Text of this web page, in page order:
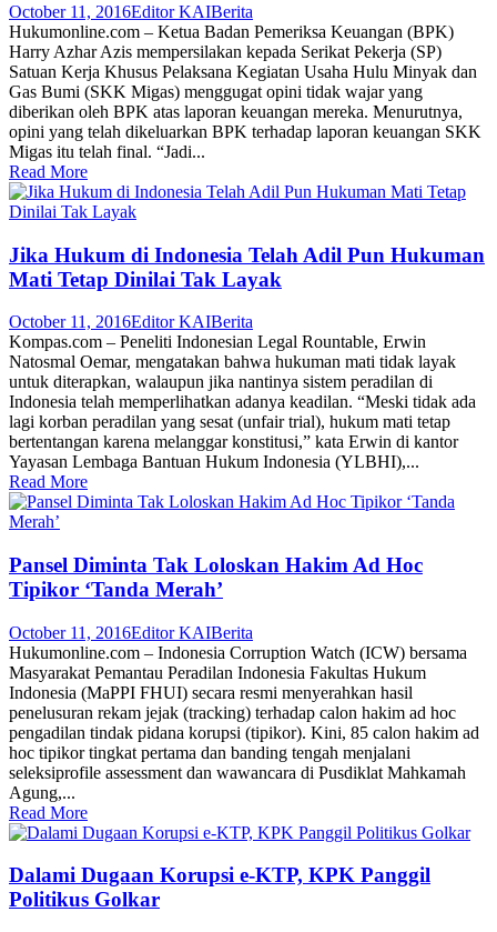
October 11, 2016Editor KAIBerita
Hukumonline.com – Ketua Badan Pemeriksa Keuangan (BPK)
Harry Azhar Azis mempersilakan kepada Serikat Pekerja (SP)
Satuan Kerja Khusus Pelaksana Kegiatan Usaha Hulu Minyak dan
Gas Bumi (SKK Migas) menggugat opini tidak wajar yang
diberikan oleh BPK atas laporan keuangan mereka. Menurutnya,
opini yang telah dikeluarkan BPK terhadap laporan keuangan SKK
Migas itu telah final. “Jadi...
Read More
Jika Hukum di Indonesia Telah Adil Pun Hukuman
Mati Tetap Dinilai Tak Layak
October 11, 2016Editor KAIBerita
Kompas.com – Peneliti Indonesian Legal Rountable, Erwin
Natosmal Oemar, mengatakan bahwa hukuman mati tidak layak
untuk diterapkan, walaupun jika nantinya sistem peradilan di
Indonesia telah memperlihatkan adanya keadilan. “Meski tidak ada
lagi korban peradilan yang sesat (unfair trial), hukum mati tetap
bertentangan karena melanggar konstitusi,” kata Erwin di kantor
Yayasan Lembaga Bantuan Hukum Indonesia (YLBHI),...
Read More
Pansel Diminta Tak Loloskan Hakim Ad Hoc
Tipikor ‘Tanda Merah’
October 11, 2016Editor KAIBerita
Hukumonline.com – Indonesia Corruption Watch (ICW) bersama
Masyarakat Pemantau Peradilan Indonesia Fakultas Hukum
Indonesia (MaPPI FHUI) secara resmi menyerahkan hasil
penelusuran rekam jejak (tracking) terhadap calon hakim ad hoc
pengadilan tindak pidana korupsi (tipikor). Kini, 85 calon hakim ad
hoc tipikor tingkat pertama dan banding tengah menjalani
seleksiprofile assessment dan wawancara di Pusdiklat Mahkamah
Agung,...
Read More
Dalami Dugaan Korupsi e-KTP, KPK Panggil
Politikus Golkar